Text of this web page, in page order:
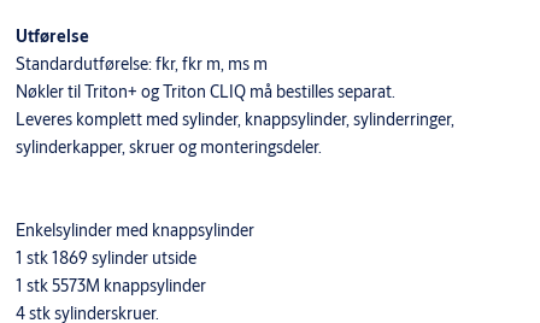
Utførelse
Standardutførelse: fkr, fkr m, ms m
Nøkler til Triton+ og Triton CLIQ må bestilles separat.
Leveres komplett med sylinder, knappsylinder, sylinderringer,
sylinderkapper, skruer og monteringsdeler.
Enkelsylinder med knappsylinder
1 stk 1869 sylinder utside
1 stk 5573M knappsylinder
4 stk sylinderskruer.